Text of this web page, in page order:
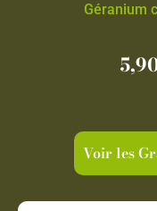
Géranium
Voir les